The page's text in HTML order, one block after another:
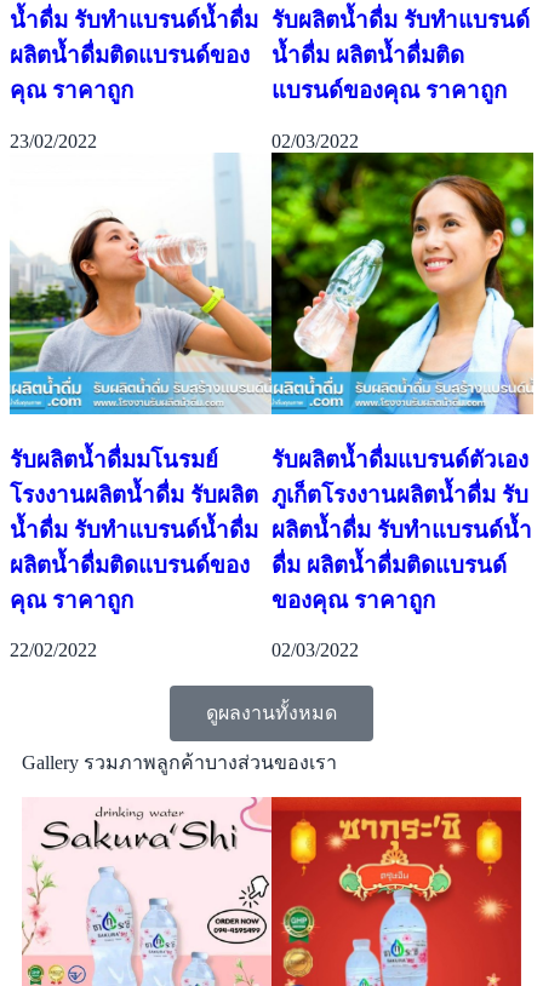
น้ำดื่ม รับทำแบรนด์น้ำดื่ม
ผลิตน้ำดื่มติดแบรนด์ของ
คุณ ราคาถูก
23/02/2022
รับผลิตน้ำดื่ม รับทำแบรนด์
น้ำดื่ม ผลิตน้ำดื่มติด
แบรนด์ของคุณ ราคาถูก
02/03/2022
รับผลิตน้ำดื่มมโนรมย์
โรงงานผลิตน้ำดื่ม รับผลิต
น้ำดื่ม รับทำแบรนด์น้ำดื่ม
ผลิตน้ำดื่มติดแบรนด์ของ
คุณ ราคาถูก
22/02/2022
รับผลิตน้ำดื่มแบรนด์ตัวเอง
ภูเก็ตโรงงานผลิตน้ำดื่ม รับ
ผลิตน้ำดื่ม รับทำแบรนด์น้ำ
ดื่ม ผลิตน้ำดื่มติดแบรนด์
ของคุณ ราคาถูก
02/03/2022
ดูผลงานทั้งหมด
Gallery รวมภาพลูกค้าบางส่วนของเรา